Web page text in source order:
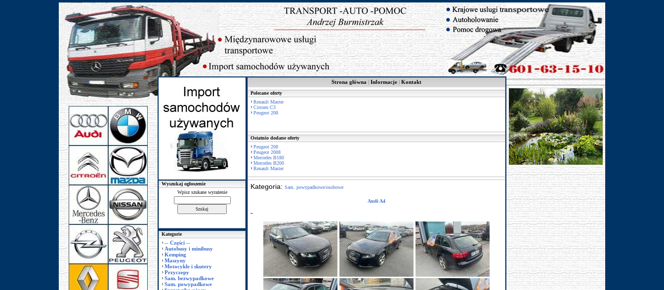
Wyszukaj ogłoszenie
Wpisz szukane wyrażenie
Kategorie
-- Części --
Autobusy i minibusy
Kemping
Maszyny
Motocykle i skutery
Przyczepy
Sam. bezwypadkowe
Sam. powypadkowe
Strona główna | Informacje | Kontakt
Polecane oferty
Renault Master
Citroen C3
Peugeot 208
Ostatnio dodane oferty
Peugeot 208
Peugeot 2008
Mercedes B180
Mercedes B200
Renault Master
Kategoria: Sam. powypadkowe/osobowe
Audi A4
-